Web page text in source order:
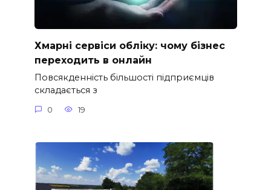
Хмарні сервіси обліку: чому бізнес
переходить в онлайн
Повсякденність більшості підприємців
складається з
0 19